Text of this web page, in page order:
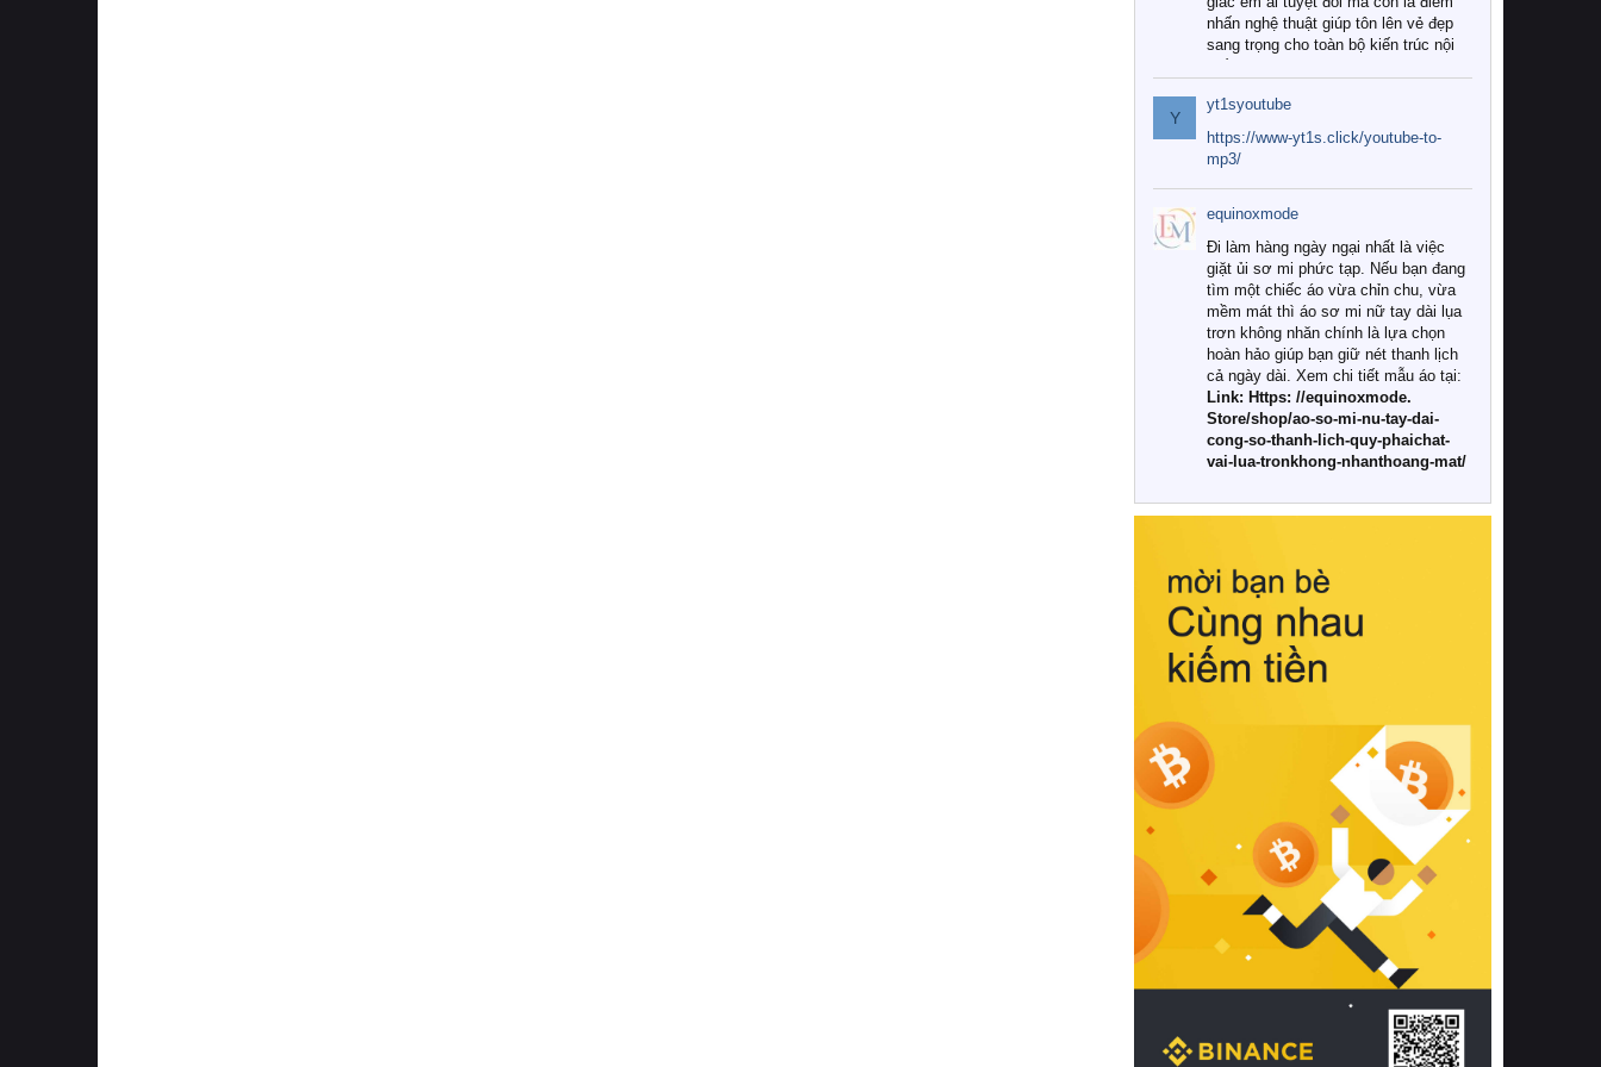
nhấn nghệ thuật giúp tôn lên vẻ đẹp
sang trọng cho toàn bộ kiến trúc nội
Tuy nhiên, giữa thị trường đa dạng
với vô vàn thương hiệu và mẫu mã
như hiện nay, làm thế nào để chọn
được những bộ chăn ga gối đệm cao
cấp thực sự chất lượng, phù hợp với
khí hậu và nhu cầu sử dụng của gia
đình? Hãy cùng chúng tôi đi tìm lời
giải đáp chi tiết qua bài viết dưới đây.
1. Tại sao các gia đình hiện đại lại ưa
chuộng chăn ga gối đệm cao cấp?
Khác với các dòng sản phẩm thông
thường, những bộ chăn ga gối đệm
cao cấp trải qua quy trình sản xuất
nghiêm ngặt từ khâu chọn lọc nguyên
liệu tự nhiên đến công nghệ dệt
nhuộm hiện đại không chứa hóa chất
này, bạn sẽ cảm nhận rõ rệt sự khác
hồi chuẩn xác của phần đệm nâng đỡ
cột sống.
Bên cạnh đó, việc lựa chọn các dòng
sản phẩm đạt chuẩn chất lượng quốc
tế còn giúp ngăn ngừa tình trạng kích
khuẩn và nấm mốc trong điều kiện
thời tiết nóng ẩm. Bạn có thể tìm hiểu
thêm các nghiên cứu khoa học về tác
động của giấc ngủ và môi trường
phòng ngủ đối với sức khỏe con
người tại Sleep Foundation (External
Link) để có cái nhìn toàn diện hơn.
2. Các tiêu chí vàng khi lựa chọn
chăn ga gối đệm cao cấp cho phòng
ngủ
Để sở hữu một bộ chăn ga gối đệm
cao cấp hoàn hảo cả về thẩm mỹ lẫn
công năng, người tiêu dùng cần cân
nhắc kỹ lưỡng các tiêu chí quan trọng
Y
yt1syoutube
https://www-yt1s.click/youtube-to-
mp3/
equinoxmode
Đi làm hàng ngày ngại nhất là việc
giặt ủi sơ mi phức tạp. Nếu bạn đang
tìm một chiếc áo vừa chỉn chu, vừa
mềm mát thì áo sơ mi nữ tay dài lụa
trơn không nhăn chính là lựa chọn
hoàn hảo giúp bạn giữ nét thanh lịch
cả ngày dài. Xem chi tiết mẫu áo tại:
Link: Https: //equinoxmode.
Store/shop/ao-so-mi-nu-tay-dai-
cong-so-thanh-lich-quy-phaichat-
vai-lua-tronkhong-nhanthoang-mat/